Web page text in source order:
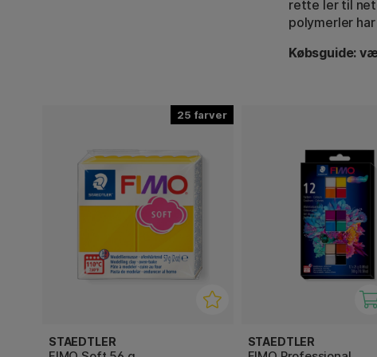
rette ler til
polymerler
Købsguide:
25
STAEDTLER STAEDTLER